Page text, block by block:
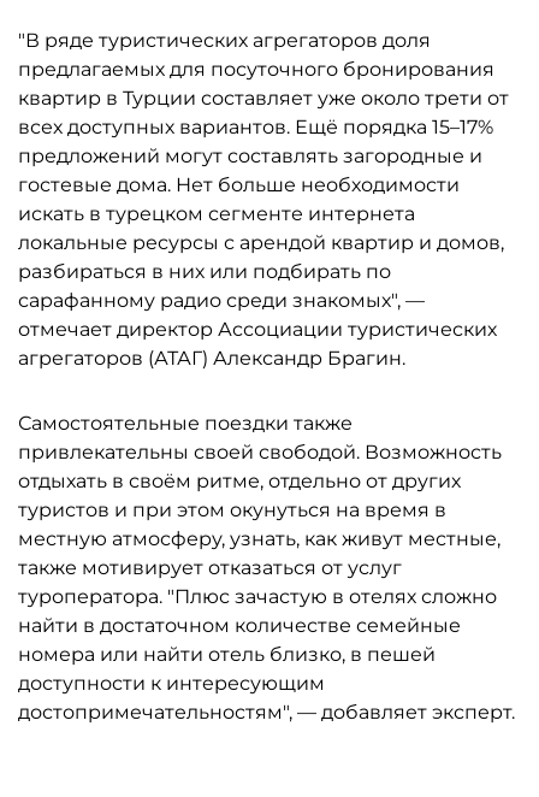
"В ряде туристических агрегаторов доля
предлагаемых для посуточного бронирования
квартир в Турции составляет уже около трети от
всех доступных вариантов. Ещё порядка 15–17%
предложений могут составлять загородные и
гостевые дома. Нет больше необходимости
искать в турецком сегменте интернета
локальные ресурсы с арендой квартир и домов,
разбираться в них или подбирать по
сарафанному радио среди знакомых", —
отмечает директор Ассоциации туристических
агрегаторов (АТАГ) Александр Брагин.
Самостоятельные поездки также
привлекательны своей свободой. Возможность
отдыхать в своём ритме, отдельно от других
туристов и при этом окунуться на время в
местную атмосферу, узнать, как живут местные,
также мотивирует отказаться от услуг
туроператора. "Плюс зачастую в отелях сложно
найти в достаточном количестве семейные
номера или найти отель близко, в пешей
доступности к интересующим
достопримечательностям", — добавляет эксперт.